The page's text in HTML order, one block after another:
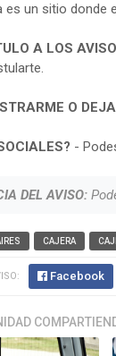
es un sitio
A LOS
O
-
DEL AVISO:
CAJERA
Facebook